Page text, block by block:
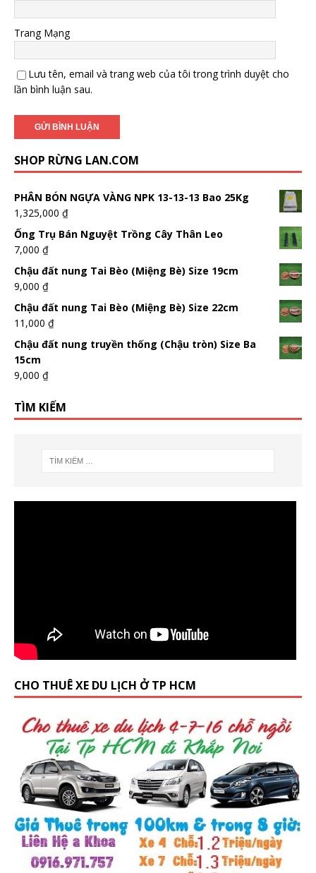
Trang Mạng
Lưu tên, email và trang web của tôi trong trình duyệt cho
lần bình luận sau.
SHOP RỪNG LAN.COM
PHÂN BÓN NGỰA VÀNG NPK 13-13-13 Bao 25Kg
1,325,000 ₫
Ống Trụ Bán Nguyệt Trồng Cây Thân Leo
7,000 ₫
Chậu đất nung Tai Bèo (Miệng Bè) Size 19cm
9,000 ₫
Chậu đất nung Tai Bèo (Miệng Bè) Size 22cm
11,000 ₫
Chậu đất nung truyền thống (Chậu tròn) Size Ba
15cm
9,000 ₫
TÌM KIẾM
CHO THUÊ XE DU LỊCH Ở TP HCM